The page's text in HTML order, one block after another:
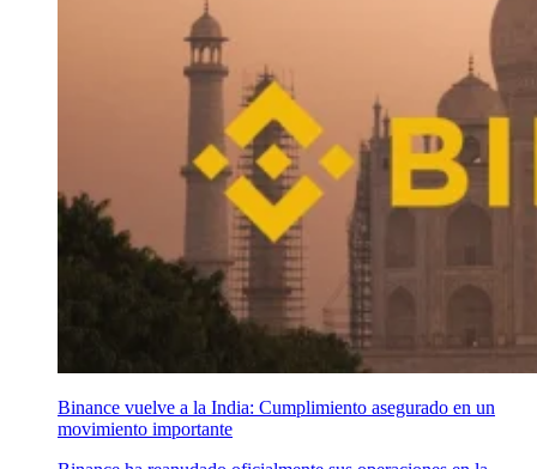
Binance vuelve a la India: Cumplimiento asegurado en un
movimiento importante